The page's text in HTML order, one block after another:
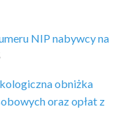
NIP nabywcy na
obniżka
oraz opłat z